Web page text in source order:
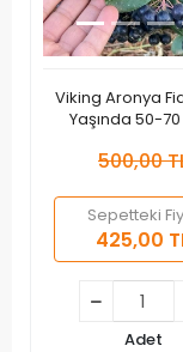
Viking Aronya
Yaşında 50-
500,00
Sepetteki
425,00
Adet